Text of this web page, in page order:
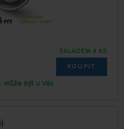
SKLADEM 4 KS
KOUPIT
může být u Vás